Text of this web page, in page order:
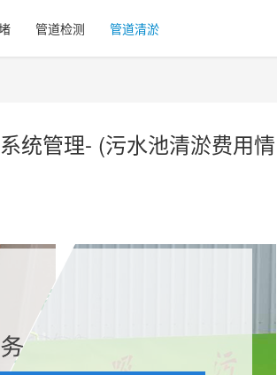
管道检测 管道清淤
统管理- (污水池清淤费用情